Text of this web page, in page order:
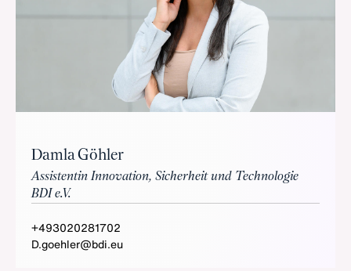
Damla Göhler
Assistentin Innovation, Sicherheit und Technologie
BDI e.V.
+493020281702
D.goehler@bdi.eu